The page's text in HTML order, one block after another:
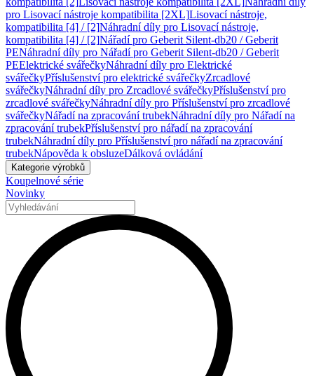
pro Lisovací nástroje kompatibilita [2XL]Lisovací nástroje,
kompatibilita [4] / [2]Náhradní díly pro Lisovací nástroje,
kompatibilita [4] / [2]Nářadí pro Geberit Silent-db20 / Geberit
PENáhradní díly pro Nářadí pro Geberit Silent-db20 / Geberit
PEElektrické svářečkyNáhradní díly pro Elektrické
svářečkyPříslušenství pro elektrické svářečkyZrcadlové
svářečkyNáhradní díly pro Zrcadlové svářečkyPříslušenství pro
zrcadlové svářečkyNáhradní díly pro Příslušenství pro zrcadlové
svářečkyNářadí na zpracování trubekNáhradní díly pro Nářadí na
zpracování trubekPříslušenství pro nářadí na zpracování
trubekNáhradní díly pro Příslušenství pro nářadí na zpracování
trubekNápověda k obsluzeDálková ovládání
Kategorie výrobků
Koupelnové série
Novinky